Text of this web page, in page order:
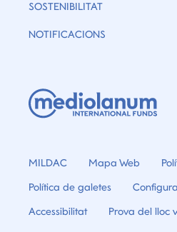
SOSTENIBILITAT
NOTIFICACIONS
MILDAC Mapa Web
Política de galetes
Accessibilitat Prova del lloc